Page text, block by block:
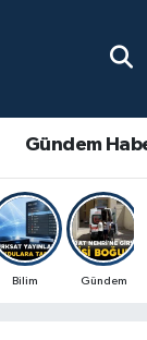
Gündem
Bilim Gündem